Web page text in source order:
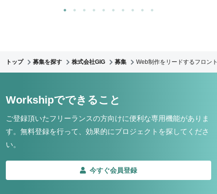
トップ 募集を探す 株式会社GIG 募集 Web制作をリードするフロン
Workshipでできること
ご登録頂いたフリーランスの方向けに便利な専用機能がありま
す。 無料登録を行って、効果的にプロジェクトを探してくださ
い。
今すぐ会員登録